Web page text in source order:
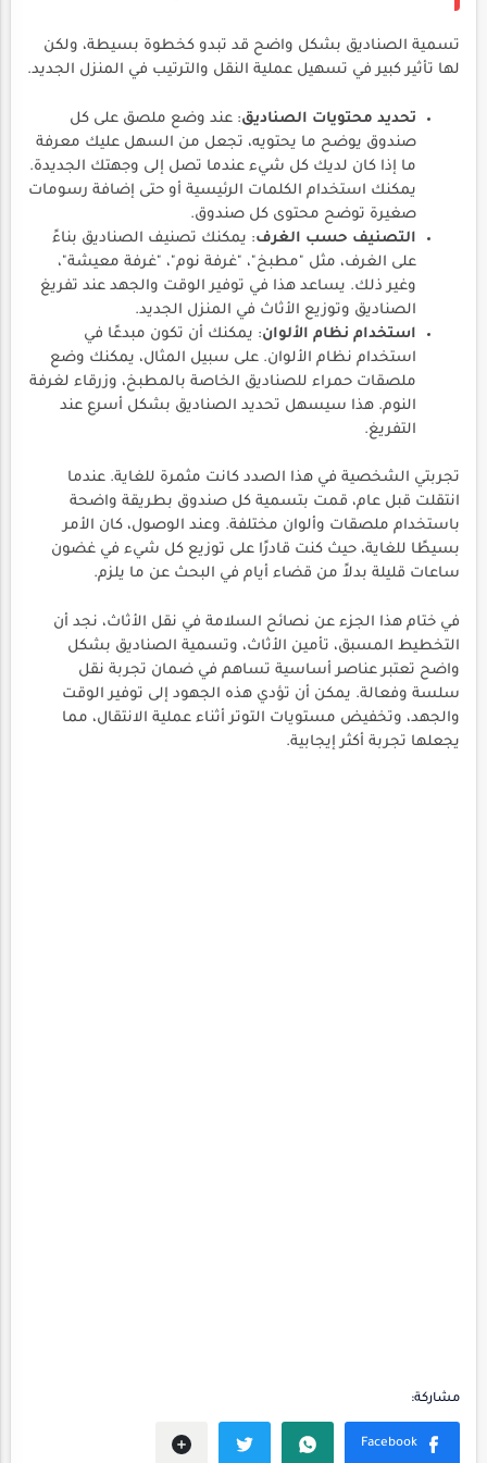
تسمية الصناديق بشكل واضح قد تبدو كخطوة بسيطة، ولكن
لها تأثير كبير في تسهيل عملية النقل والترتيب في المنزل الجديد.
تحديد محتويات الصناديق: عند وضع ملصق على كل
صندوق يوضح ما يحتويه، تجعل من السهل عليك معرفة
ما إذا كان لديك كل شيء عندما تصل إلى وجهتك الجديدة.
يمكنك استخدام الكلمات الرئيسية أو حتى إضافة رسومات
صغيرة توضح محتوى كل صندوق.
التصنيف حسب الغرف: يمكنك تصنيف الصناديق بناءً
على الغرف، مثل "مطبخ"، "غرفة نوم"، "غرفة معيشة"،
وغير ذلك. يساعد هذا في توفير الوقت والجهد عند تفريغ
الصناديق وتوزيع الأثاث في المنزل الجديد.
استخدام نظام الألوان: يمكنك أن تكون مبدعًا في
استخدام نظام الألوان. على سبيل المثال، يمكنك وضع
ملصقات حمراء للصناديق الخاصة بالمطبخ، وزرقاء لغرفة
النوم. هذا سيسهل تحديد الصناديق بشكل أسرع عند
التفريغ.
تجربتي الشخصية في هذا الصدد كانت مثمرة للغاية. عندما
انتقلت قبل عام، قمت بتسمية كل صندوق بطريقة واضحة
باستخدام ملصقات وألوان مختلفة. وعند الوصول، كان الأمر
بسيطًا للغاية، حيث كنت قادرًا على توزيع كل شيء في غضون
ساعات قليلة بدلاً من قضاء أيام في البحث عن ما يلزم.
في ختام هذا الجزء عن نصائح السلامة في نقل الأثاث، نجد أن
التخطيط المسبق، تأمين الأثاث، وتسمية الصناديق بشكل
واضح تعتبر عناصر أساسية تساهم في ضمان تجربة نقل
سلسة وفعالة. يمكن أن تؤدي هذه الجهود إلى توفير الوقت
والجهد، وتخفيض مستويات التوتر أثناء عملية الانتقال، مما
يجعلها تجربة أكثر إيجابية.